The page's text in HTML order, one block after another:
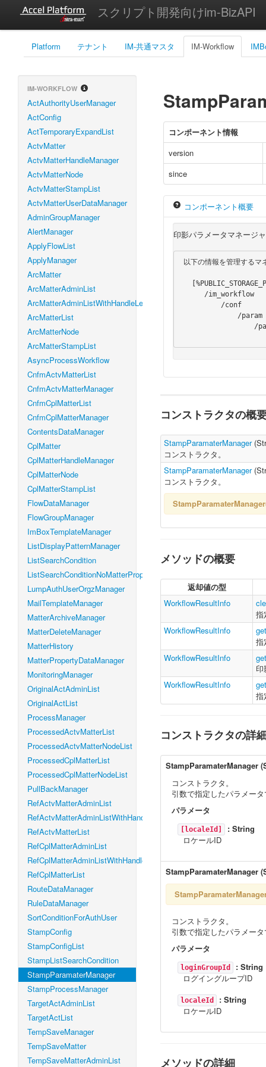
スクリプト開発向けim-BizAPI
Platform テナント IM-共通マスタ IM-Workflow
IM-WORKFLOW
ActAuthorityUserManager
ActConfig
ActTemporaryExpandList
ActvMatter
ActvMatterHandleManager
ActvMatterNode
ActvMatterStampList
ActvMatterUserDataManager
AdminGroupManager
AlertManager
ApplyFlowList
ApplyManager
ArcMatter
ArcMatterAdminList
ArcMatterAdminListWithHandleLevel
ArcMatterList
ArcMatterNode
ArcMatterStampList
AsyncProcessWorkflow
CnfmActvMatterList
CnfmActvMatterManager
CnfmCplMatterList
CnfmCplMatterManager
ContentsDataManager
CplMatter
CplMatterHandleManager
CplMatterNode
CplMatterStampList
FlowDataManager
FlowGroupManager
ImBoxTemplateManager
ListDisplayPatternManager
ListSearchCondition
ListSearchConditionNoMatterProperty
LumpAuthUserOrgzManager
MailTemplateManager
MatterArchiveManager
MatterDeleteManager
MatterHistory
MatterPropertyDataManager
MonitoringManager
OriginalActAdminList
OriginalActList
ProcessManager
ProcessedActvMatterList
ProcessedActvMatterNodeList
ProcessedCplMatterList
ProcessedCplMatterNodeList
PullBackManager
RefActvMatterAdminList
RefActvMatterAdminListWithHandleLevel
RefActvMatterList
RefCplMatterAdminList
RefCplMatterAdminListWithHandleLevel
RefCplMatterList
RouteDataManager
RuleDataManager
SortConditionForAuthUser
StampConfig
StampConfigList
StampListSearchCondition
StampParamaterManager
StampProcessManager
TargetActAdminList
TargetActList
TempSaveManager
TempSaveMatter
TempSaveMatterAdminList
コンポーネント情報
version
since
コンポーネント概要
印影パラメータマネージ
コンストラクタの概
StampParamaterManager(
コンストラクタ。
StampParamaterManager(
コンストラクタ。
メソッドの概要
返却値の型
WorkflowResultInfo
指
WorkflowResultInfo
指
WorkflowResultInfo
WorkflowResultInfo
指
コンストラクタの詳
StampParamaterManager (
コンストラクタ。
引数で指定したパラメー
パラメータ
[localeId] : String
ロケールID
StampParamaterManager (
コンストラクタ。
引数で指定したパラメー
パラメータ
loginGroupId : String
ログイングループID
localeId : String
ロケールID
メソッドの詳細